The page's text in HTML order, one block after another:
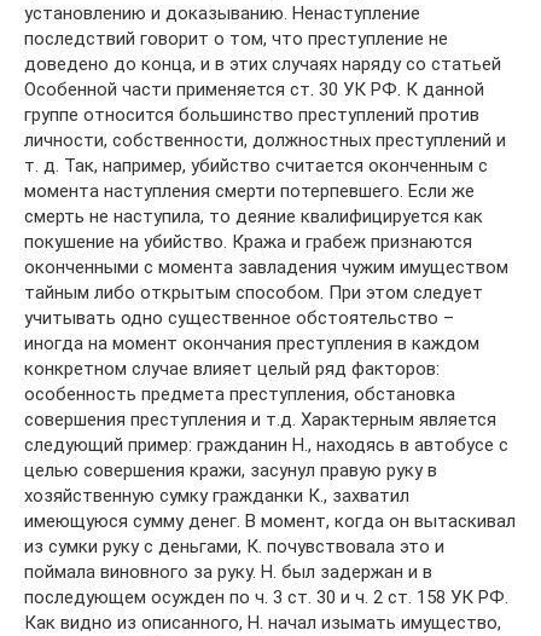
установлению и доказыванию. Ненаступление
последствий говорит о том, что преступление не
доведено до конца, и в этих случаях наряду со статьей
Особенной части применяется ст. 30 УК РФ. К данной
группе относится большинство преступлений против
личности, собственности, должностных преступлений и
т. д. Так, например, убийство считается оконченным с
момента наступления смерти потерпевшего. Если же
смерть не наступила, то деяние квалифицируется как
покушение на убийство. Кража и грабеж признаются
оконченными с момента завладения чужим имуществом
тайным либо открытым способом. При этом следует
учитывать одно существенное обстоятельство –
иногда на момент окончания преступления в каждом
конкретном случае влияет целый ряд факторов:
особенность предмета преступления, обстановка
совершения преступления и т.д. Характерным является
следующий пример: гражданин Н., находясь в автобусе с
целью совершения кражи, засунул правую руку в
хозяйственную сумку гражданки К., захватил
имеющуюся сумму денег. В момент, когда он вытаскивал
из сумки руку с деньгами, К. почувствовала это и
поймала виновного за руку. Н. был задержан и в
последующем осужден по ч. 3 ст. 30 и ч. 2 ст. 158 УК РФ.
Как видно из описанного, Н. начал изымать имущество,